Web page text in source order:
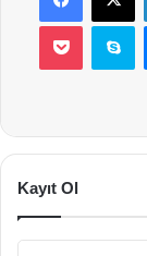
Pocket
Kayıt Ol